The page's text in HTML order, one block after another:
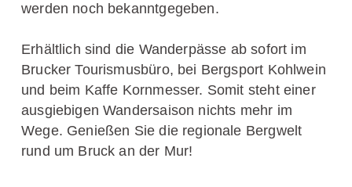
werden noch bekanntgegeben.
Erhältlich sind die Wanderpässe ab sofort im
Brucker Tourismusbüro, bei Bergsport Kohlwein
und beim Kaffe Kornmesser. Somit steht einer
ausgiebigen Wandersaison nichts mehr im
Wege. Genießen Sie die regionale Bergwelt
rund um Bruck an der Mur!